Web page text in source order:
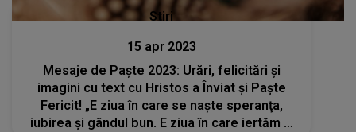
Stiri
15 apr 2023
Mesaje de Paște 2023: Urări, felicitări și
imagini cu text cu Hristos a Înviat și Paște
Fericit! „E ziua în care se naşte speranţa,
iubirea şi gândul bun. E ziua în care iertăm şi